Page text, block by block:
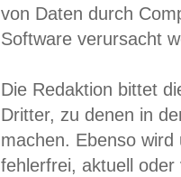
von Daten durch
Software verursacht
Die Redaktion bittet
Dritter, zu denen in
machen. Ebenso
fehlerfrei, aktuell oder